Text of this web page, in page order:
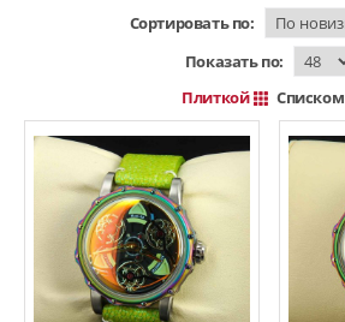
Сортировать по:
Показать по:
Плиткой
Списком